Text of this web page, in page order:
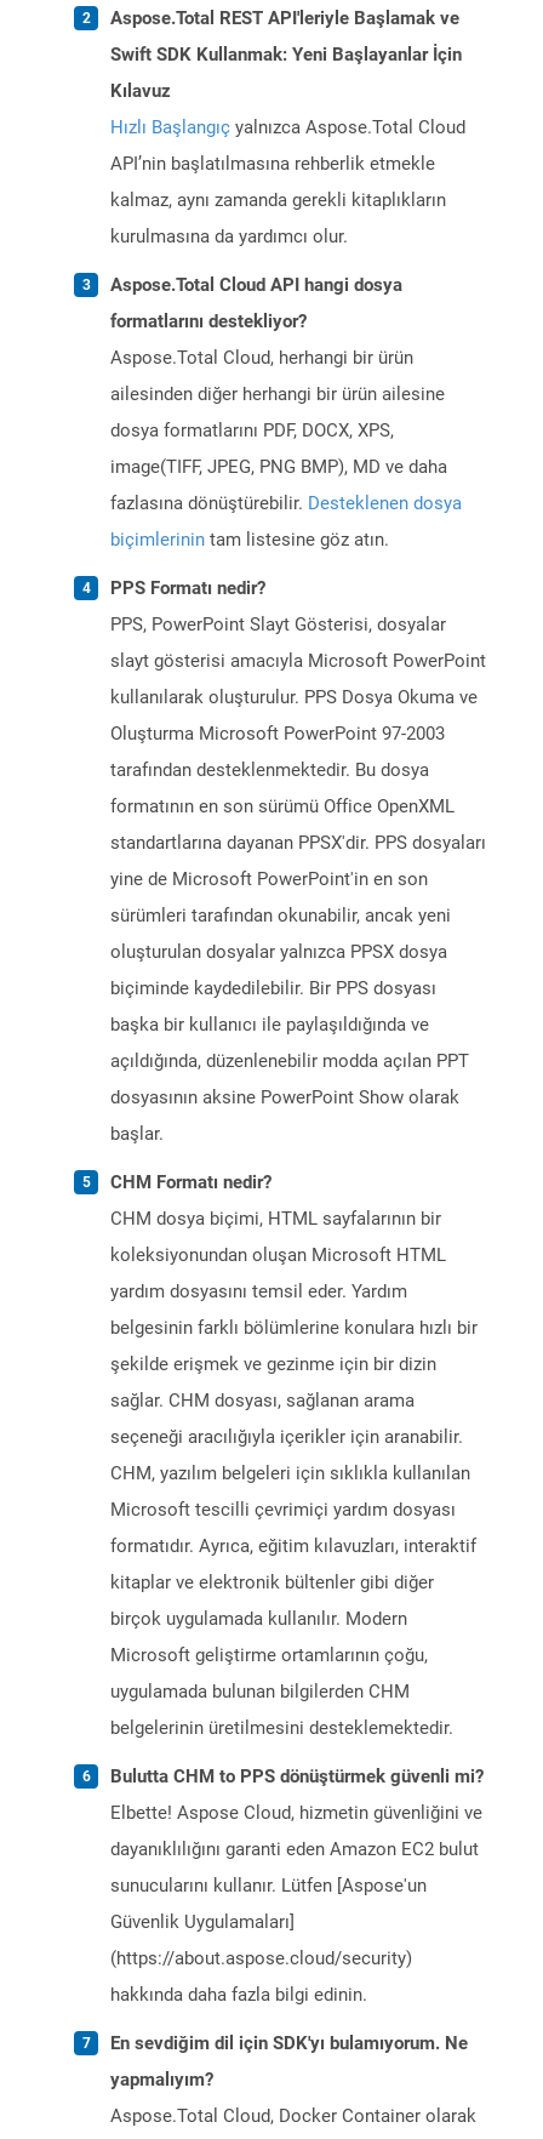
Aspose.Total REST API'leriyle Başlamak ve
Swift SDK Kullanmak: Yeni Başlayanlar İçin
Kılavuz
Hızlı Başlangıç yalnızca Aspose.Total Cloud
API’nin başlatılmasına rehberlik etmekle
kalmaz, aynı zamanda gerekli kitaplıkların
kurulmasına da yardımcı olur.
Aspose.Total Cloud API hangi dosya
formatlarını destekliyor?
Aspose.Total Cloud, herhangi bir ürün
ailesinden diğer herhangi bir ürün ailesine
dosya formatlarını PDF, DOCX, XPS,
image(TIFF, JPEG, PNG BMP), MD ve daha
fazlasına dönüştürebilir. Desteklenen dosya
biçimlerinin tam listesine göz atın.
PPS Formatı nedir?
PPS, PowerPoint Slayt Gösterisi, dosyalar
slayt gösterisi amacıyla Microsoft PowerPoint
kullanılarak oluşturulur. PPS Dosya Okuma ve
Oluşturma Microsoft PowerPoint 97-2003
tarafından desteklenmektedir. Bu dosya
formatının en son sürümü Office OpenXML
standartlarına dayanan PPSX'dir. PPS dosyaları
yine de Microsoft PowerPoint'in en son
sürümleri tarafından okunabilir, ancak yeni
oluşturulan dosyalar yalnızca PPSX dosya
biçiminde kaydedilebilir. Bir PPS dosyası
başka bir kullanıcı ile paylaşıldığında ve
açıldığında, düzenlenebilir modda açılan PPT
dosyasının aksine PowerPoint Show olarak
başlar.
CHM Formatı nedir?
CHM dosya biçimi, HTML sayfalarının bir
koleksiyonundan oluşan Microsoft HTML
yardım dosyasını temsil eder. Yardım
belgesinin farklı bölümlerine konulara hızlı bir
şekilde erişmek ve gezinme için bir dizin
sağlar. CHM dosyası, sağlanan arama
seçeneği aracılığıyla içerikler için aranabilir.
CHM, yazılım belgeleri için sıklıkla kullanılan
Microsoft tescilli çevrimiçi yardım dosyası
formatıdır. Ayrıca, eğitim kılavuzları, interaktif
kitaplar ve elektronik bültenler gibi diğer
birçok uygulamada kullanılır. Modern
Microsoft geliştirme ortamlarının çoğu,
uygulamada bulunan bilgilerden CHM
belgelerinin üretilmesini desteklemektedir.
Bulutta CHM to PPS dönüştürmek güvenli mi?
Elbette! Aspose Cloud, hizmetin güvenliğini ve
dayanıklılığını garanti eden Amazon EC2 bulut
sunucularını kullanır. Lütfen [Aspose'un
Güvenlik Uygulamaları]
(https://about.aspose.cloud/security)
hakkında daha fazla bilgi edinin.
En sevdiğim dil için SDK'yı bulamıyorum. Ne
yapmalıyım?
Aspose.Total Cloud, Docker Container olarak